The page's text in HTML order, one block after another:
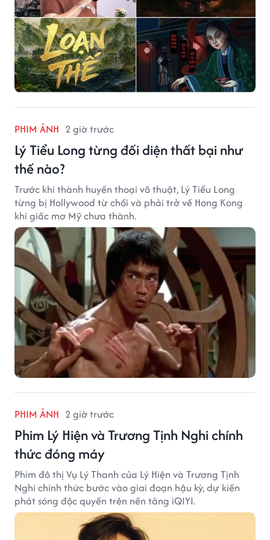
PHIM ẢNH 2 giờ trước
Lý Tiểu Long từng đối diện thất bại như
thế nào?
Trước khi thành huyền thoại võ thuật, Lý Tiểu Long
từng bị Hollywood từ chối và phải trở về Hong Kong
khi giấc mơ Mỹ chưa thành.
PHIM ẢNH 2 giờ trước
Phim Lý Hiện và Trương Tịnh Nghi chính
thức đóng máy
Phim đô thị Vụ Lý Thanh của Lý Hiện và Trương Tịnh
Nghi chính thức bước vào giai đoạn hậu kỳ, dự kiến
phát sóng độc quyền trên nền tảng iQIYI.